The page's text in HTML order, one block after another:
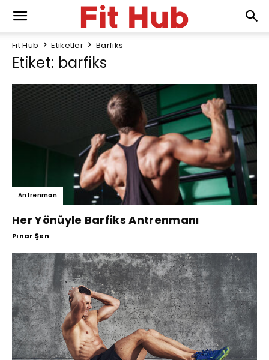
Fit Hub Etiketler Barfiks
Etiket: barfiks
Antrenman
Her Yönüyle Barfiks Antrenmanı
Pınar Şen